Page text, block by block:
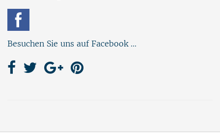
Besuchen Sie uns auf Facebook ...